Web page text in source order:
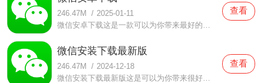
246.47M / 2025-01-11
查看
微信安装下载最新版
246.47M / 2024-12-18
微信安装下载最新版这是可以为你带来很好玩好看的快乐动态的手机聊天软件，这里有各种好玩的内容可以互动，这里的快乐内容非常的丰富，不仅可以感受各种好看的直播内容以及短视频内容，这里的欢乐的资源都是非常的有趣的，这里还有非常丰富的表情包可以感受，给你带来的很
查看